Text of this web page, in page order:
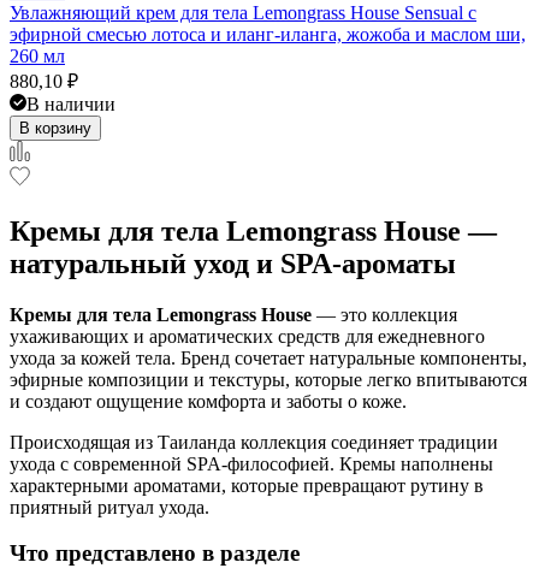
Увлажняющий крем для тела Lemongrass House Sensual с
эфирной смесью лотоса и иланг-иланга, жожоба и маслом ши,
260 мл
880,10 ₽
В наличии
В корзину
Кремы для тела Lemongrass House —
натуральный уход и SPA-ароматы
Кремы для тела Lemongrass House — это коллекция
ухаживающих и ароматических средств для ежедневного
ухода за кожей тела. Бренд сочетает натуральные компоненты,
эфирные композиции и текстуры, которые легко впитываются
и создают ощущение комфорта и заботы о коже.
Происходящая из Таиланда коллекция соединяет традиции
ухода с современной SPA-философией. Кремы наполнены
характерными ароматами, которые превращают рутину в
приятный ритуал ухода.
Что представлено в разделе